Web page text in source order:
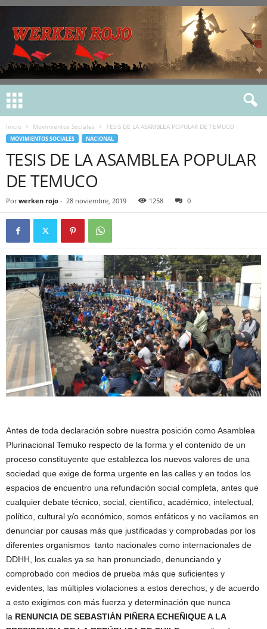
Inicio Movimientos Sociales TESIS DE LA ASAMBLEA POPULAR DE TEMUCO
MOVIMIENTOS SOCIALES NACIONAL
TESIS DE LA ASAMBLEA POPULAR
DE TEMUCO
Por werken rojo - 28 noviembre, 2019 1258 0
Antes de toda declaración sobre nuestra posición como Asamblea
Plurinacional Temuko respecto de la forma y el contenido de un
proceso constituyente que establezca los nuevos valores de una
sociedad que exige de forma urgente en las calles y en todos los
espacios de encuentro una refundación social completa, antes que
cualquier debate técnico, social, científico, académico, intelectual,
político, cultural y/o económico, somos enfáticos y no vacilamos en
denunciar por causas más que justificadas y comprobadas por los
diferentes organismos tanto nacionales como internacionales de
DDHH, los cuales ya se han pronunciado, denunciando y
comprobado con medios de prueba más que suficientes y
evidentes; las múltiples violaciones a estos derechos; y de acuerdo
a esto exigimos con más fuerza y determinación que nunca
la RENUNCIA DE SEBASTIÁN PIÑERA ECHEÑIQUE A LA